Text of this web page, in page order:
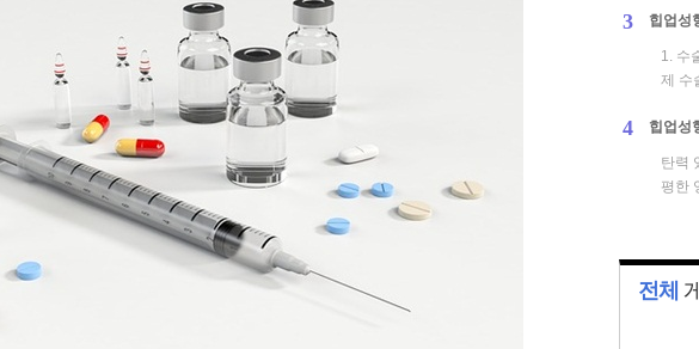
언급
3
1. 수
제 수
술을
4
탄력
평한
고 ...
전체